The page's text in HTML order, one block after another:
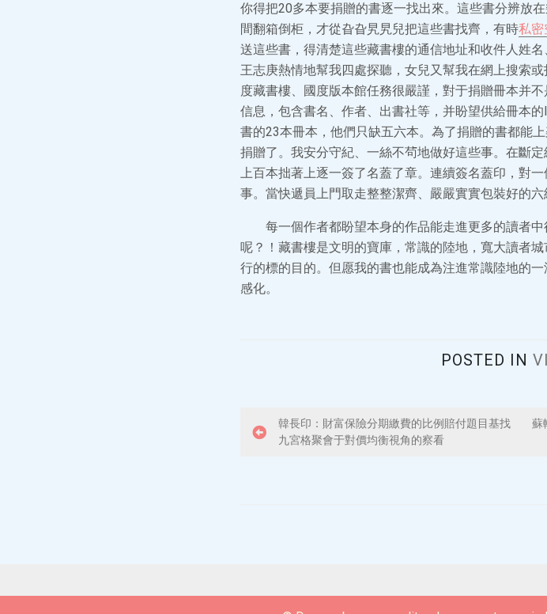
你得把20多本要捐贈的書逐一找出來。這些書分辨放
間翻箱倒柜，才從旮旮旯旯兒把這些書找齊，有時私密
送這些書，得清楚這些藏書樓的通信地址和收件人姓
王志庚熱情地幫我四處探聽，女兒又幫我在網上搜索
度藏書樓、國度版本館任務很嚴謹，對于捐贈冊本并
信息，包含書名、作者、出書社等，并盼望供給冊本
書的23本冊本，他們只缺五六本。為了捐贈的書都能
捐贈了。我安分守紀、一絲不茍地做好這些事。在斷
上百本拙著上逐一簽了名蓋了章。連續簽名蓋印，對
事。當快遞員上門取走整整潔齊、嚴嚴實實包裝好的六
每一個作者都盼望本身的作品能走進更多的讀者
呢？！藏書樓是文明的寶庫，常識的陸地，寬大讀者
行的標的目的。但愿我的書也能成為注進常識陸地的
感化。
POSTED IN
P
韓長印：財富保險分期繳費的比例賠付題目基找
九宮格聚會于對價均衡視角的察看
蘇